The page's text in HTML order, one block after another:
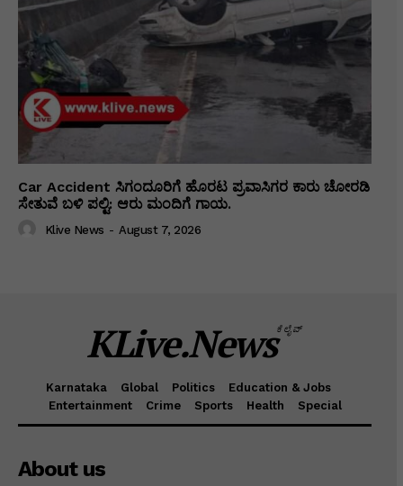
Car Accident ಸಿಗಂದೂರಿಗೆ ಹೊರಟ ಪ್ರವಾಸಿಗರ ಕಾರು ಚೋರಡಿ
ಸೇತುವೆ ಬಳಿ ಪಲ್ಟಿ: ಆರು ಮಂದಿಗೆ ಗಾಯ.
Klive News - August 7, 2026
KLive.Newsಕೆಲೈವ್
Karnataka Global Politics
Education & Jobs
Entertainment
Crime Sports Health Special
About us